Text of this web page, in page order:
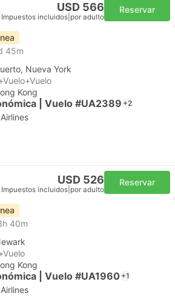
USD 566
Impuestos incluidos por adulto
Reservar
45m
Nueva York
Kong
| Vuelo #UA2389 +2
USD 526
Impuestos incluidos por adulto
Reservar
40m
Kong
| Vuelo #UA1960 +1